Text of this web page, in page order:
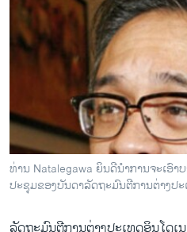
ອິດສະຫຼະພາບດ້ານການຂ່າວ
ຊີວິດຊາວລາວ
ຊຸມຊົນຊາວລາວ
ວິທະຍາສາດ-ເທັກໂນໂລຈີ
ທຸລະກິດ
ພາສາອັງກິດ
ວີດີໂອ
ທ່ານ Natalegawa ຍິນດີນໍາ​ການ​ຈະເອົາ
ປະຊຸມຂອງບັນດາ​ລັດຖະມົນຕີການຕ່າງປະ